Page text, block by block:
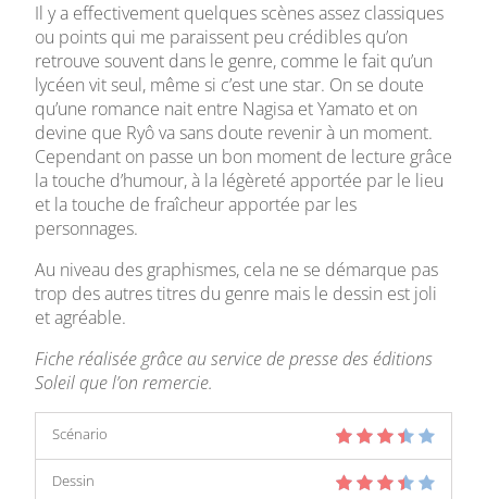
Il y a effectivement quelques scènes assez classiques
ou points qui me paraissent peu crédibles qu’on
retrouve souvent dans le genre, comme le fait qu’un
lycéen vit seul, même si c’est une star. On se doute
qu’une romance nait entre Nagisa et Yamato et on
devine que Ryô va sans doute revenir à un moment.
Cependant on passe un bon moment de lecture grâce
la touche d’humour, à la légèreté apportée par le lieu
et la touche de fraîcheur apportée par les
personnages.
Au niveau des graphismes, cela ne se démarque pas
trop des autres titres du genre mais le dessin est joli
et agréable.
Fiche réalisée grâce au service de presse des éditions
Soleil que l’on remercie.
Scénario
Dessin